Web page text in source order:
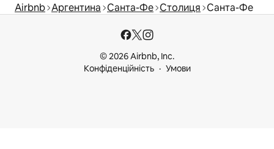
Airbnb Аргентина Санта-Фе Столиця Санта-Фе
© 2026 Airbnb, Inc.
Конфіденційність
Умови